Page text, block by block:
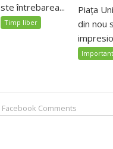
întrebarea...
Timp liber
Piața
din nou
Important
Facebook Comments